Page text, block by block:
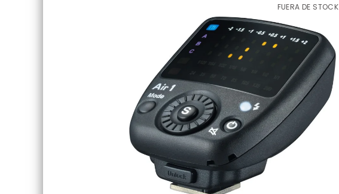
FUERA DE STOCK